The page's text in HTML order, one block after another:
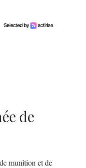
de
munition et de